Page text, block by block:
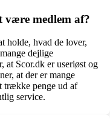
være medlem af?
holde, hvad de lover,
dejlige
at Scor.dk er useriøst og
at der er mange
trække penge ud af
service.